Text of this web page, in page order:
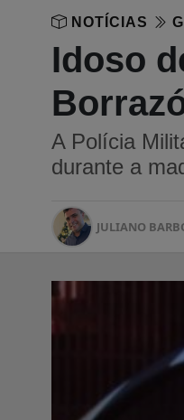
NOTÍCIAS
Idoso
A Polícia
durante a
JULIANO